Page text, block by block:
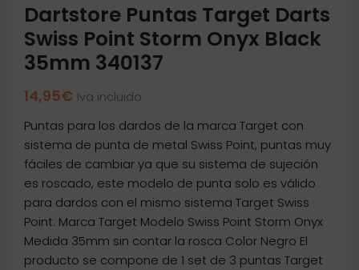
Dartstore Puntas Target Darts
Swiss Point Storm Onyx Black
35mm 340137
14,95€ Iva incluido
Puntas para los dardos de la marca Target con
sistema de punta de metal Swiss Point, puntas muy
fáciles de cambiar ya que su sistema de sujeción
es roscado, este modelo de punta solo es válido
para dardos con el mismo sistema Target Swiss
Point. Marca Target Modelo Swiss Point Storm Onyx
Medida 35mm sin contar la rosca Color Negro El
producto se compone de 1 set de 3 puntas Target